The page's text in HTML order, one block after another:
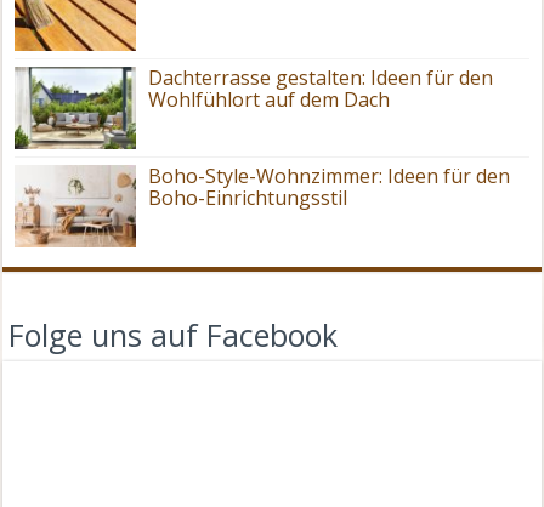
Dachterrasse gestalten: Ideen für den
Wohlfühlort auf dem Dach
Boho-Style-Wohnzimmer: Ideen für den
Boho-Einrichtungsstil
Folge uns auf Facebook